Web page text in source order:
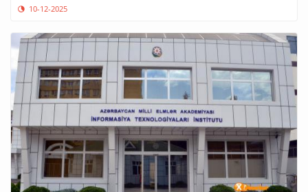
10-12-2025